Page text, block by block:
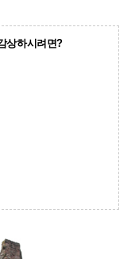
상하시려면?